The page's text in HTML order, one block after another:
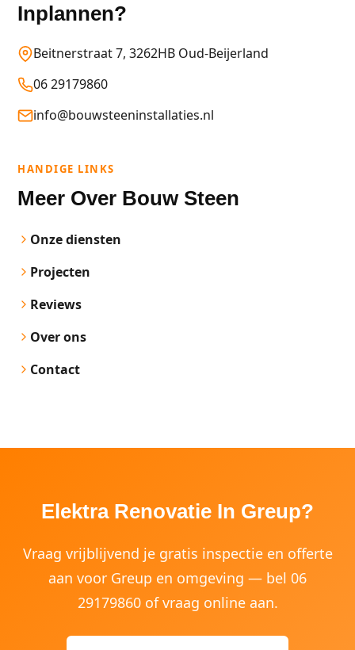
Inplannen?
Beitnerstraat 7, 3262HB Oud-Beijerland
06 29179860
info@bouwsteeninstallaties.nl
HANDIGE LINKS
Meer Over Bouw Steen
Onze diensten
Projecten
Reviews
Over ons
Contact
Elektra Renovatie In Greup?
Vraag vrijblijvend je gratis inspectie en offerte
aan voor Greup en omgeving — bel 06
29179860 of vraag online aan.